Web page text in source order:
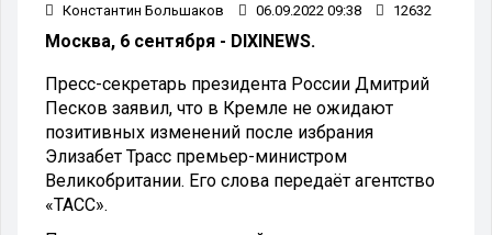
Константин Большаков 06.09.2022 09:38 12632
Москва, 6 сентября - DIXINEWS.
Пресс-секретарь президента России Дмитрий
Песков заявил, что в Кремле не ожидают
позитивных изменений после избрания
Элизабет Трасс премьер-министром
Великобритании. Его слова передаёт агентство
«ТАСС».